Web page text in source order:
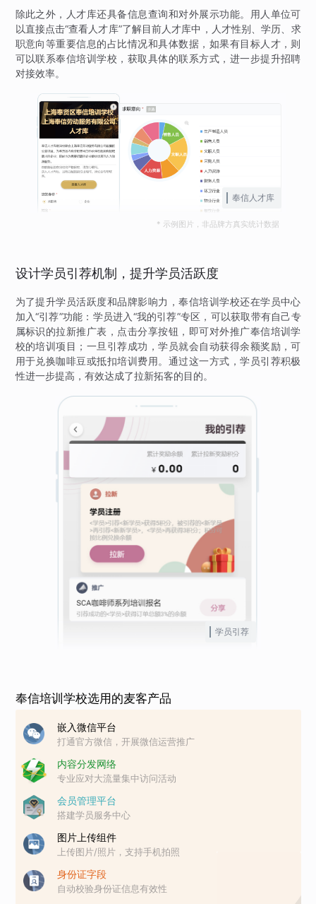
除此之外，人才库还具备信息查询和对外展示功能。用人单位可
以直接点击“查看人才库”了解目前人才库中，人才性别、学历、求
职意向等重要信息的占比情况和具体数据，如果有目标人才，则
可以联系奉信培训学校，获取具体的联系方式，进一步提升招聘
对接效率。
奉信人才库
* 示例图片，非品牌方真实统计数据
设计学员引荐机制，提升学员活跃度
为了提升学员活跃度和品牌影响力，奉信培训学校还在学员中心
加入“引荐”功能：学员进入“我的引荐”专区，可以获取带有自己专
属标识的拉新推广表，点击分享按钮，即可对外推广奉信培训学
校的培训项目；一旦引荐成功，学员就会自动获得余额奖励，可
用于兑换咖啡豆或抵扣培训费用。通过这一方式，学员引荐积极
性进一步提高，有效达成了拉新拓客的目的。
学员引荐
奉信培训学校选用的麦客产品
嵌入微信平台
打通官方微信，开展微信运营推广
内容分发网络
专业应对大流量集中访问活动
会员管理平台
搭建学员服务中心
图片上传组件
上传图片/照片，支持手机拍照
身份证字段
自动校验身份证信息有效性